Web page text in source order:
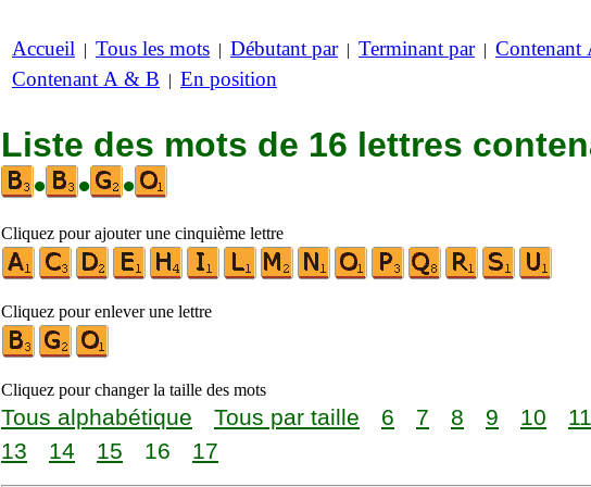
Accueil | Tous les mots | Débutant par| Terminant par| Contenant
Contenant A & B | En position
Liste des mots de 16 lettres
•
• •
Cliquez pour ajouter une cinquième lettre
Cliquez pour enlever une lettre
Cliquez pour changer la taille des mots
Tous alphabétique Tous par taille 6 7 8 9 10 11
13
14 15 16 17